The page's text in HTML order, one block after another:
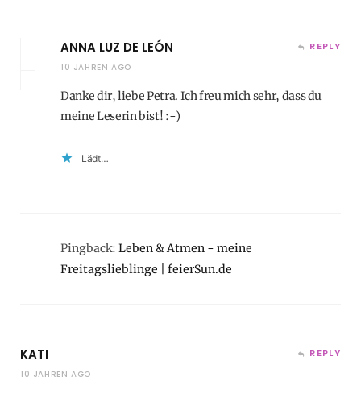
ANNA LUZ DE LEÓN
10 JAHREN AGO
REPLY
Danke dir, liebe Petra. Ich freu mich sehr, dass du
meine Leserin bist! :-)
Lädt…
Pingback: Leben & Atmen - meine
Freitagslieblinge | feierSun.de
KATI
10 JAHREN AGO
REPLY